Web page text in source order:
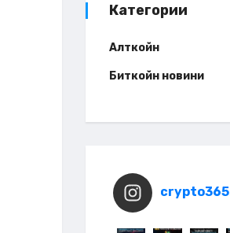
Категории
Алткойн
Биткойн новини